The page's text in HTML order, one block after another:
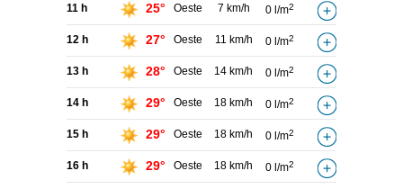
11 h 25° Oeste 7 km/h 0 l/m2
12 h 27° Oeste 11 km/h 0 l/m2
13 h 28° Oeste 14 km/h 0 l/m2
14 h 29° Oeste 18 km/h 0 l/m2
15 h 29° Oeste 18 km/h 0 l/m2
16 h 29° Oeste 18 km/h 0 l/m2